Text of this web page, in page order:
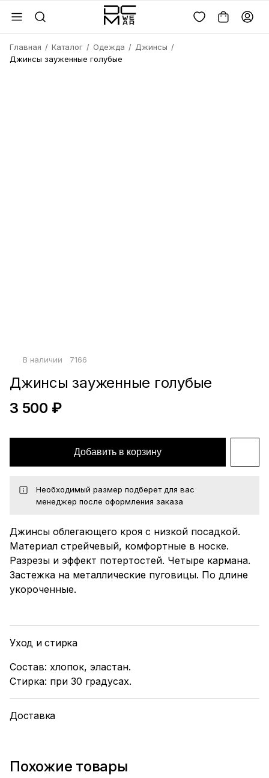
Главная Каталог Одежда
Джинсы
Джинсы зауженные голубые
В наличии 7166
Джинсы зауженные голубые
3 500 ₽
Добавить в корзину
Необходимый размер подберет для вас
менеджер после оформления заказа
Джинсы облегающего кроя с низкой посадкой.
Материал стрейчевый, комфортные в носке.
Разрезы и эффект потертостей. Четыре кармана.
Застежка на металлические пуговицы. По длине
укороченные.
Уход и стирка
Состав: хлопок, эластан.
Стирка: при 30 градусах.
Доставка
Похожие товары
конфиденциальности